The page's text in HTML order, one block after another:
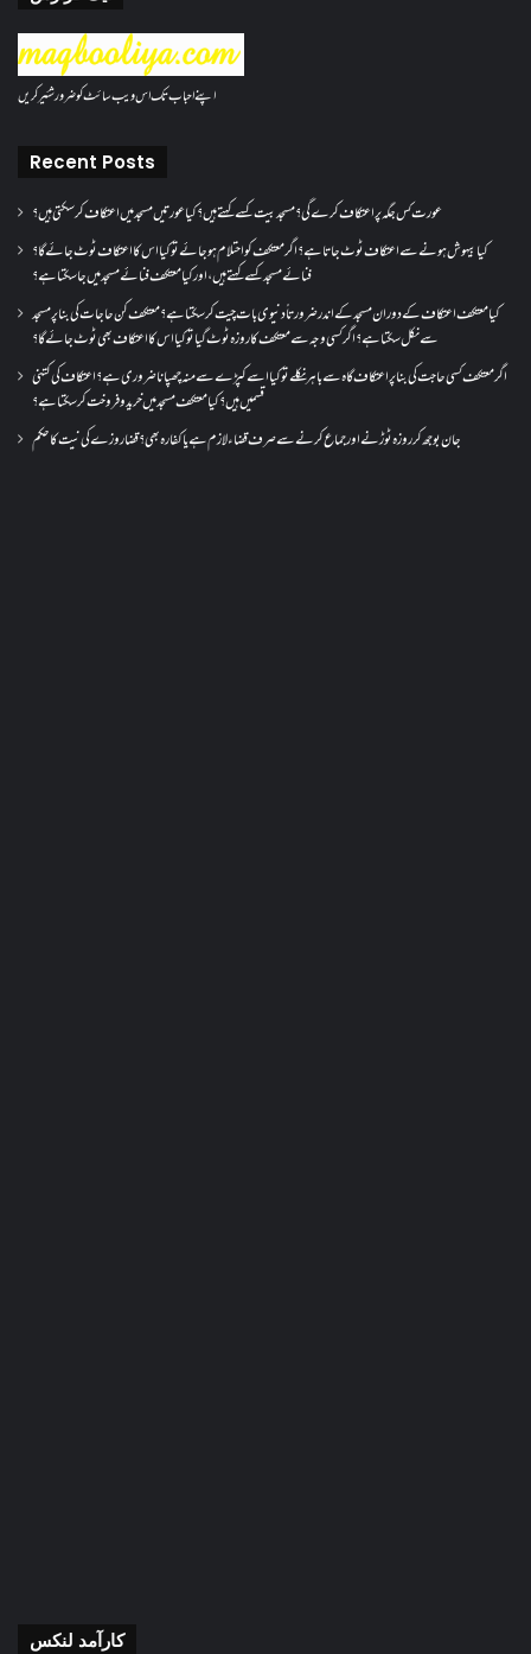
اپنے احباب تک اس ویب سائٹ کو ضرور شئیر کریں
Recent Posts
عورت کس جگہ پر اعتکاف کرے گی؟مسجد بیت کسے کہتے ہیں؟کیا عورتیں مسجد میں اعتکاف کر سکتی ہیں؟
کیا بیہوش ہونے سے اعتکاف ٹوٹ جاتا ہے؟ اگر معتکف کو احتلام ہو جائے تو کیا اس کا اعتکاف ٹوٹ جائے گا؟
فنائے مسجد کسے کہتے ہیں ، اور کیا معتکف فنائے مسجد میں جا سکتا ہے؟
کیا معتکف اعتکاف کے دوران مسجد کے اندر ضرورتاً دنیوی بات چیت کر سکتا ہے؟معتکف کن حاجات کی بنا پر مسجد
سے نکل سکتا ہے؟ اگر کسی وجہ سے معتکف کا روزہ ٹوٹ گیا تو کیا اس کا اعتکاف بھی ٹوٹ جائے گا؟
اگر معتکف کسی حاجت کی بنا پر اعتکاف گاہ سے باہر نکلے تو کیا اسے کپڑے سے منہ چھپانا ضروری ہے؟اعتکاف کی کتنی
قسمیں ہیں؟کیا معتکف مسجد میں خرید و فروخت کر سکتا ہے؟
جان بوجھ کر روزہ ٹوڑنے اور جماع کرنے سے صرف قضاء لازم ہے یا کفارہ بھی؟ قضا روزے کی نیت کا حکم
کارآمد لنکس